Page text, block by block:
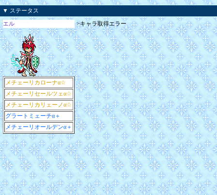
▼ ステータス
エル
メチェーリカローナα☆
メチェーリセールツェα☆
メチェーリカリェーノα☆
グラートミェーチα＋
メチェーリオールデンα＋
>キャラ取得エラー